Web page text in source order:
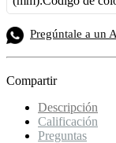
Pregúntale a un
Compartir
Descripción
Calificación
Preguntas